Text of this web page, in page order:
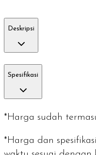
Deskripsi
Spesifikasi
*Harga sudah
*Harga dan